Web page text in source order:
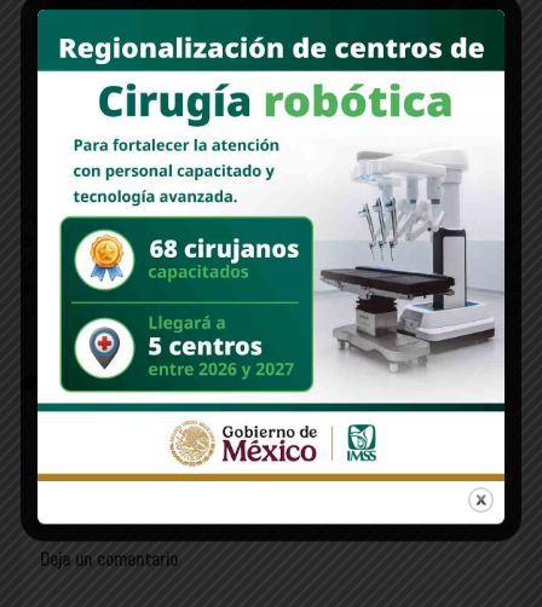
Anuncia gobierno de México reapertura el próximo 1
de julio del nuevo Parque Bicentenario
Newer Post
Presidenta Claudia Sheinbaum
anuncia gira de “México Canta”
para promover música sin
apología a la violencia ni al
consumo de drogas
Older Post
“Estamos a tiempo de caminar
hacia los municipios”: Joel
Ramírez plantea una
reestructuración territorial del
PRD rumbo al 2027
COMMENTS
FACEBOOK:
DISQUS:
Deja un comentario